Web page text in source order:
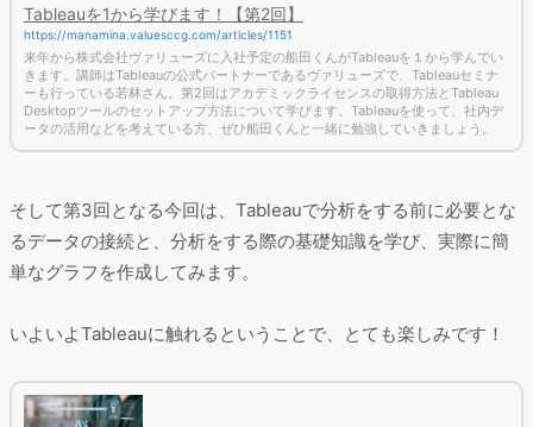
Tableauを1から学びます！【第2回】
https://manamina.valuesccg.com/articles/1151
来年から株式会社ヴァリューズに入社予定の船田くんがTableauを１から学んでい
きます。講師はTableauの公式パートナーであるヴァリューズで、Tableauセミナ
ーも行っている若林さん。第2回はアカデミックライセンスの取得方法とTableau
Desktopツールのセットアップ方法について学びます。Tableauを使って、社内デ
ータの活用などを考えている方、ぜひ船田くんと一緒に勉強していきましょう。
そして第3回となる今回は、Tableauで分析をする前に必要とな
るデータの接続と、分析をする際の基礎知識を学び、実際に簡
単なグラフを作成してみます。
いよいよTableauに触れるということで、とても楽しみです！